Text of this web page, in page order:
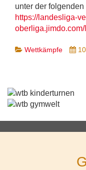
unter der
https://landesliga-
Wettkämpfe